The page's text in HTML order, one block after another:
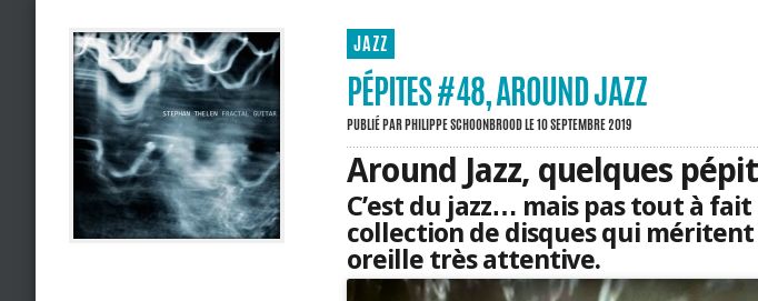
JAZZ
PÉPITES #48, AROUND JAZZ
PUBLIÉ PARPHILIPPE SCHOONBROODLE 10 SEPTEMBRE 2019
Around Jazz, quelques
C’est du jazz… mais pas tout à
collection de disques qui
oreille très attentive.